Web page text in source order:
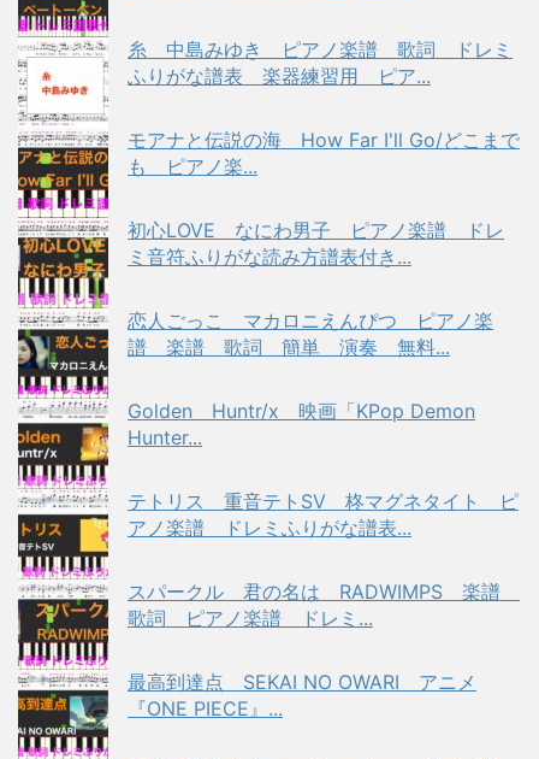
糸 中島みゆき ピアノ楽譜 歌詞 ドレミ
ふりがな譜表 楽器練習用 ピア...
モアナと伝説の海 How Far I'll Go/どこまで
も ピアノ楽...
初心LOVE なにわ男子 ピアノ楽譜 ドレ
ミ音符ふりがな読み方譜表付き...
恋人ごっこ マカロニえんぴつ ピアノ楽
譜 楽譜 歌詞 簡単 演奏 無料...
Golden Huntr/x 映画「KPop Demon
Hunter...
テトリス 重音テトSV 柊マグネタイト ピ
アノ楽譜 ドレミふりがな譜表...
スパークル 君の名は RADWIMPS 楽譜
歌詞 ピアノ楽譜 ドレミ...
最高到達点 SEKAI NO OWARI アニメ
『ONE PIECE』...